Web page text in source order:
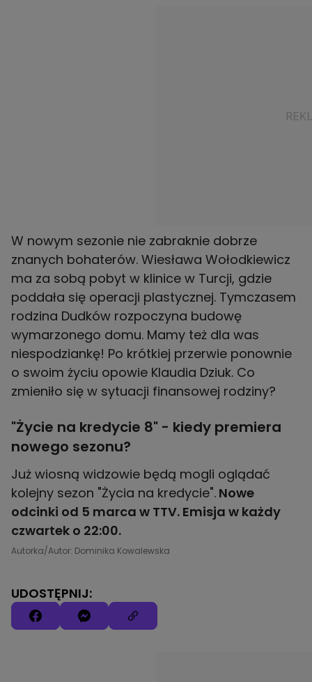
W nowym sezonie nie zabraknie dobrze
znanych bohaterów. Wiesława Wołodkiewicz
ma za sobą pobyt w klinice w Turcji, gdzie
poddała się operacji plastycznej. Tymczasem
rodzina Dudków rozpoczyna budowę
wymarzonego domu. Mamy też dla was
niespodziankę! Po krótkiej przerwie ponownie
o swoim życiu opowie Klaudia Dziuk. Co
zmieniło się w sytuacji finansowej rodziny?
"Życie na kredycie 8" - kiedy premiera
nowego sezonu?
Już wiosną widzowie będą mogli oglądać
kolejny sezon "Życia na kredycie". Nowe
odcinki od 5 marca w TTV. Emisja w każdy
czwartek o 22:00.
Autorka/Autor: Dominika Kowalewska
UDOSTĘPNIJ: